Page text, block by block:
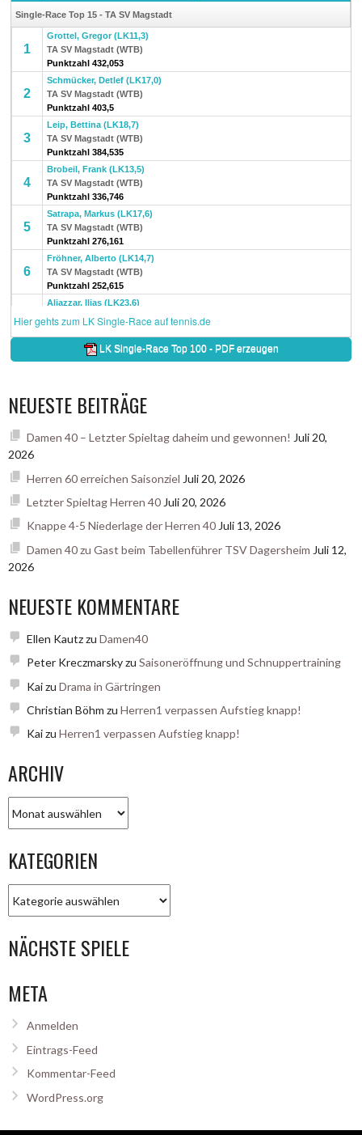
NEUESTE BEITRÄGE
Damen 40 – Letzter Spieltag daheim und gewonnen! Juli 20,
2026
Herren 60 erreichen Saisonziel Juli 20, 2026
Letzter Spieltag Herren 40 Juli 20, 2026
Knappe 4-5 Niederlage der Herren 40Juli 13, 2026
Damen 40 zu Gast beim Tabellenführer TSV Dagersheim Juli 12,
2026
NEUESTE KOMMENTARE
Ellen Kautzzu Damen40
Peter Kreczmarskyzu Saisoneröffnung und Schnuppertraining
Kaizu Drama in Gärtringen
Christian Böhm zu Herren1 verpassen Aufstieg knapp!
Kaizu Herren1 verpassen Aufstieg knapp!
ARCHIV
KATEGORIEN
NÄCHSTE SPIELE
META
Anmelden
Eintrags-Feed
Kommentar-Feed
WordPress.org